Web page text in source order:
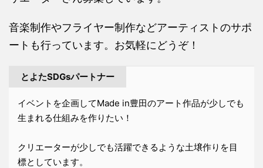
音楽制作やフライヤー制作などアーティストのサポ
ートも行っています。お気軽にどうぞ！
とよたSDGsパートナー
イベントを企画してMade in豊田のアート作品が少しでも
生まれる仕組みを作りたい！
クリエーターが少しでも活躍できるような土壌作りを目
標としています。